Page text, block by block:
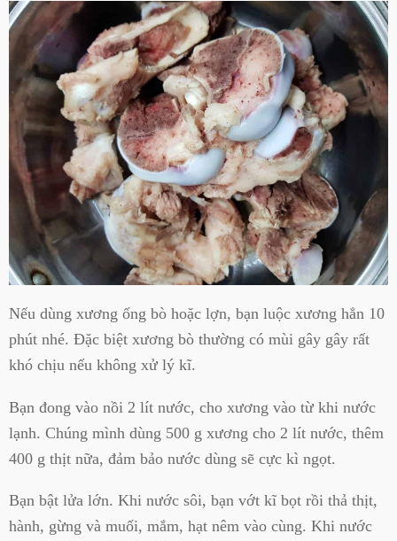
Nếu dùng xương ống bò hoặc lợn, bạn luộc xương hẳn 10
phút nhé. Đặc biệt xương bò thường có mùi gây gây rất
khó chịu nếu không xử lý kĩ.
Bạn đong vào nồi 2 lít nước, cho xương vào từ khi nước
lạnh. Chúng mình dùng 500 g xương cho 2 lít nước, thêm
400 g thịt nữa, đảm bảo nước dùng sẽ cực kì ngọt.
Bạn bật lửa lớn. Khi nước sôi, bạn vớt kĩ bọt rồi thả thịt,
hành, gừng và muối, mắm, hạt nêm vào cùng. Khi nước